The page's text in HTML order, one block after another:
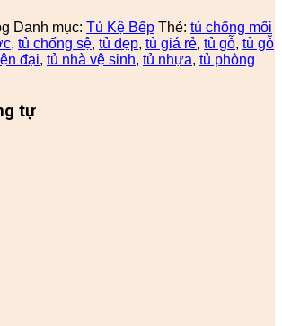
Danh mục: Tủ Kệ Bếp Thẻ: tủ chống mối
, tủ chống sệ, tủ đẹp, tủ giá rẻ, tủ gỗ, tủ gỗ
đại, tủ nhà vệ sinh, tủ nhựa, tủ phòng
tự